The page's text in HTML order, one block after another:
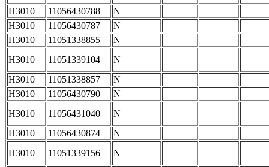
H3010
11056430788
N
H3010
11056430787
N
H3010
11051338855
N
H3010
11051339104
N
H3010
11051338857
N
H3010
11056430790
N
H3010
11056431040
N
H3010
11056430874
N
H3010
11051339156
N